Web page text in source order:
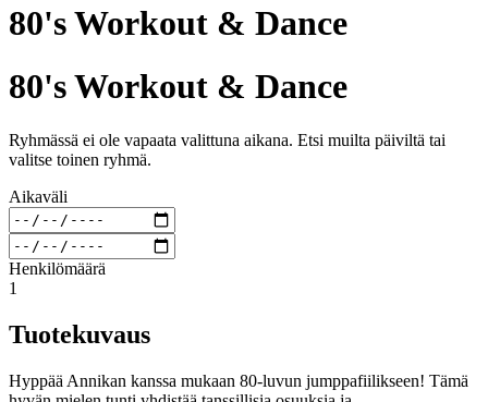
80's Workout & Dance
80's Workout & Dance
Ryhmässä ei ole vapaata valittuna aikana. Etsi muilta päiviltä tai
valitse toinen ryhmä.
Aikaväli
Henkilömäärä
1
Tuotekuvaus
Hyppää Annikan kanssa mukaan 80-luvun jumppafiilikseen! Tämä